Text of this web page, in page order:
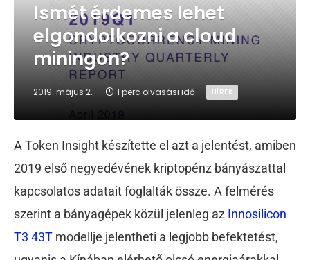
Ismét érdemes lehet
elgondolkozni a cloud
miningon?
2019. május 2. 1 perc olvasási idő HÍREK
A Token Insight készítette el azt a jelentést, amiben
2019 első negyedévének kriptopénz bányászattal
kapcsolatos adatait foglalták össze. A felmérés
szerint a bányagépek közül jelenleg az Innosilicon
T3 43T modellje jelentheti a legjobb befektetést,